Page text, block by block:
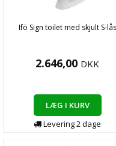
Ifö Sign toilet med skjult S-lås
2.646,00 DKK
LÆG I KURV
Levering2dage